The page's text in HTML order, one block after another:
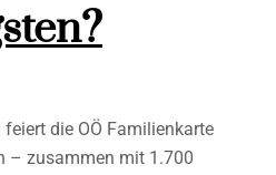
die OÖ Familienkarte
– zusammen mit 1.700